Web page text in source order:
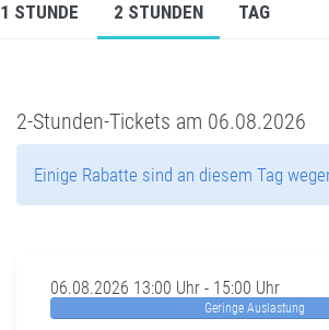
1 STUNDE 2 STUNDEN TAG
2-Stunden-Tickets am 06.08.2026
Einige Rabatte sind an diesem Tag
06.08.2026 13:00 Uhr - 15:00 Uhr
Geringe Auslastung